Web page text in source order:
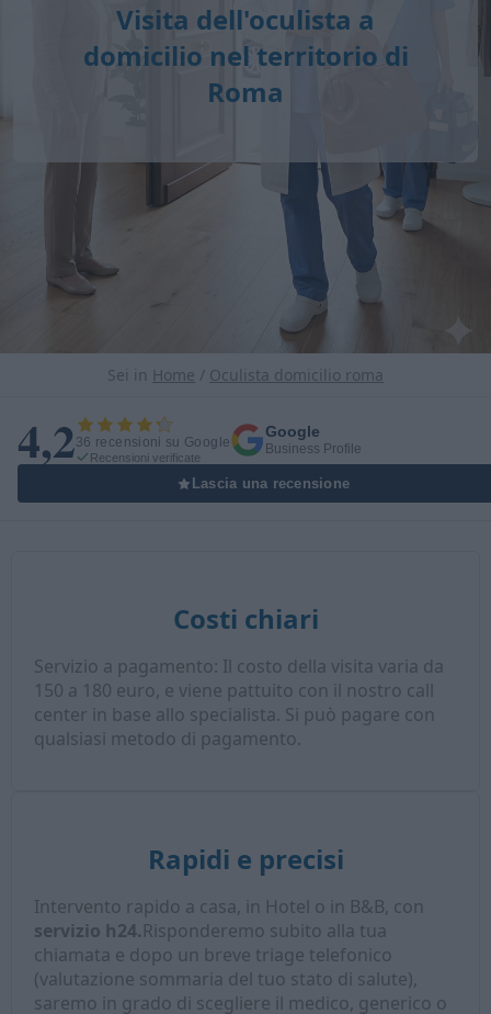
Visita dell'oculista a
domicilio nel territorio di
Roma
Sei in Home / Oculista domicilio roma
4,236 recensioni su Google
Recensioni verificate
Google
Business Profile
Lascia una recensione
Costi chiari
Servizio a pagamento: Il costo della visita varia da
150 a 180 euro, e viene pattuito con il nostro call
center in base allo specialista. Si può pagare con
qualsiasi metodo di pagamento.
Rapidi e precisi
Intervento rapido a casa, in Hotel o in B&B, con
servizio h24.Risponderemo subito alla tua
chiamata e dopo un breve triage telefonico
(valutazione sommaria del tuo stato di salute),
saremo in grado di scegliere il medico, generico o